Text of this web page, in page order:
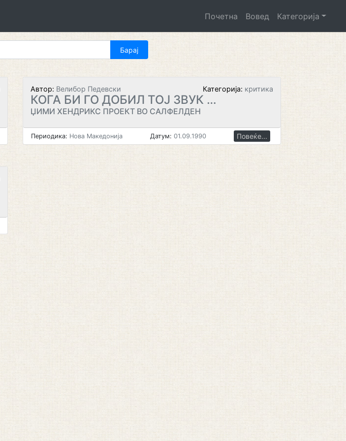
Почетна Вовед Категорија
Автор: Велибор Педевски Категорија: критика
КОГА БИ ГО ДОБИЛ ТОЈ ЗВУК …
ЏИМИ ХЕНДРИКС ПРОЕКТ ВО САЛФЕЛДЕН
Периодика: Нова Македонија Датум: 01.09.1990 Повеќе...